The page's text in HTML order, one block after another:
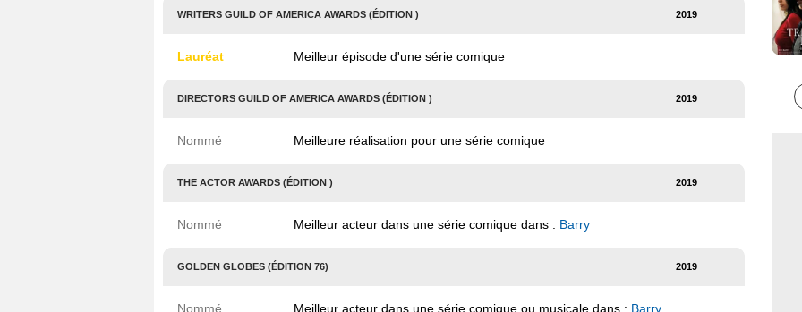
WRITERS GUILD OF AMERICA AWARDS (ÉDITION ) 2019
Lauréat Meilleur épisode d'une série comique
DIRECTORS GUILD OF AMERICA AWARDS (ÉDITION ) 2019
Nommé Meilleure réalisation pour une série comique
THE ACTOR AWARDS (ÉDITION ) 2019
Nommé Meilleur acteur dans une série comique dans : Barry
GOLDEN GLOBES (ÉDITION 76) 2019
Nommé Meilleur acteur dans une série comique ou musicale dans : Barry